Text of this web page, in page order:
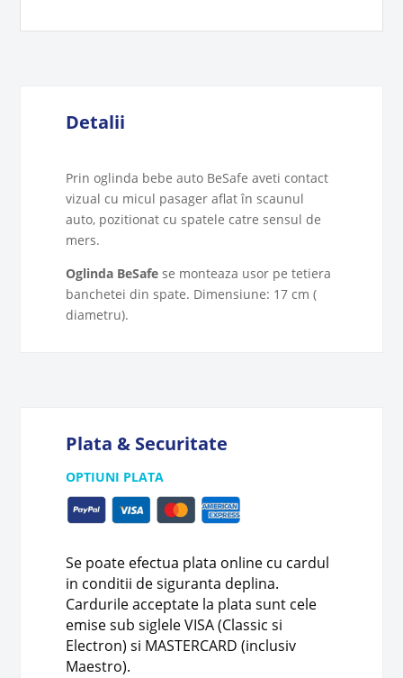
Detalii
Prin oglinda bebe auto BeSafe aveti contact
vizual cu micul pasager aflat în scaunul
auto, pozitionat cu spatele catre sensul de
mers.
Oglinda BeSafe se monteaza usor pe tetiera
banchetei din spate. Dimensiune: 17 cm (
diametru).
Plata & Securitate
OPTIUNI PLATA
Se poate efectua plata online cu cardul
in conditii de siguranta deplina.
Cardurile acceptate la plata sunt cele
emise sub siglele VISA (Classic si
Electron) si MASTERCARD (inclusiv
Maestro).